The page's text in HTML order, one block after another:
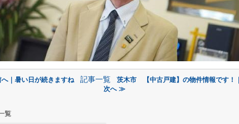
｜暑い日が続きますね 記事一覧
茨木市 【中古戸建】の物件情報です！｜
次へ ≫
覧